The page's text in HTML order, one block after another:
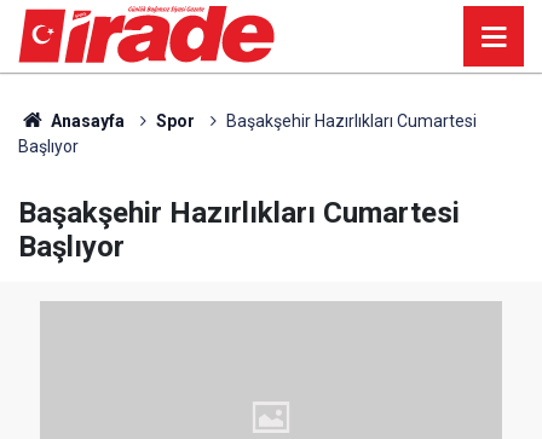
Anasayfa Spor
Başakşehir Hazırlıkları Cumartesi
Başlıyor
Başakşehir Hazırlıkları Cumartesi
Başlıyor